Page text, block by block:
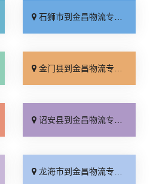
石狮市到金昌物流专线_保证时效「专业调车」
金门县到金昌物流专线_直达特快专线「收费介绍」
诏安县到金昌物流专线_运费多少「门到门配送」
龙海市到金昌物流专线_专业可靠「服务周到」